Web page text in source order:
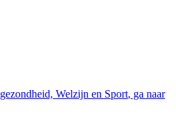
Welzijn en Sport, ga naar